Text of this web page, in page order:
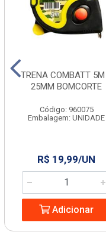
TRENA COMBATT
25MM BOMCORTE
Código: 960075
Embalagem: UNIDADE
R$ 19,99/UN
Adicionar